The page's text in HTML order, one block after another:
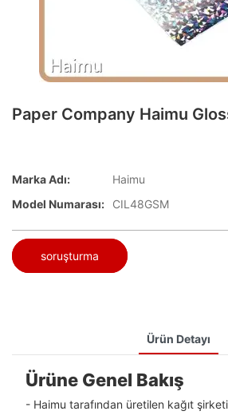
Paper Company Haimu
Marka Adı:
Haimu
Model Numarası:
CIL48GSM
soruşturma
Ürün Detayı
Ürüne Genel Bakış
- Haimu tarafından üretilen kağıt